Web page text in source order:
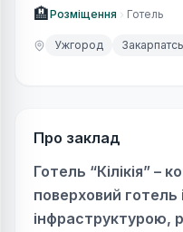
🏨Розміщення Готель
Ужгород
Про заклад
Готель “Кілікія” –
поверховий
інфраструктурою,